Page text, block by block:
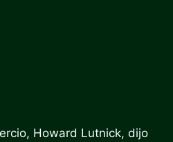
Howard Lutnick, dijo